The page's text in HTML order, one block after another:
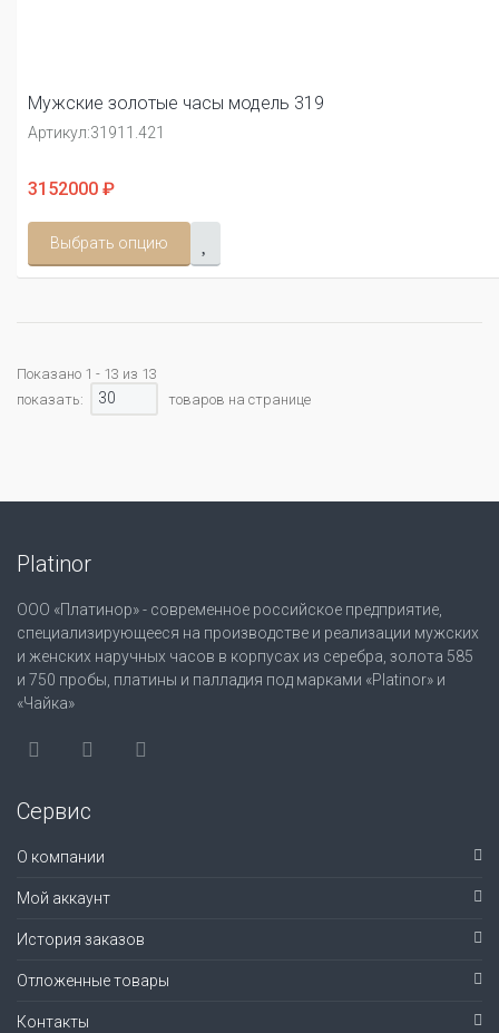
Мужские золотые часы модель 319
Артикул:31911.421
3152000 ₽
Выбрать опцию
Показано 1 - 13 из 13
показать:
30 товаров на странице
Platinor
ООО «Платинор» - современное российское предприятие,
специализирующееся на производстве и реализации мужских
и женских наручных часов в корпусах из серебра, золота 585
и 750 пробы, платины и палладия под марками «Platinor» и
«Чайка»
Сервис
О компании
Мой аккаунт
История заказов
Отложенные товары
Контакты